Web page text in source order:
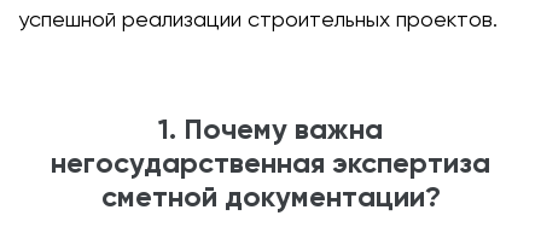
успешной реализации строительных проектов.
1. Почему важна
негосударственная экспертиза
сметной документации?